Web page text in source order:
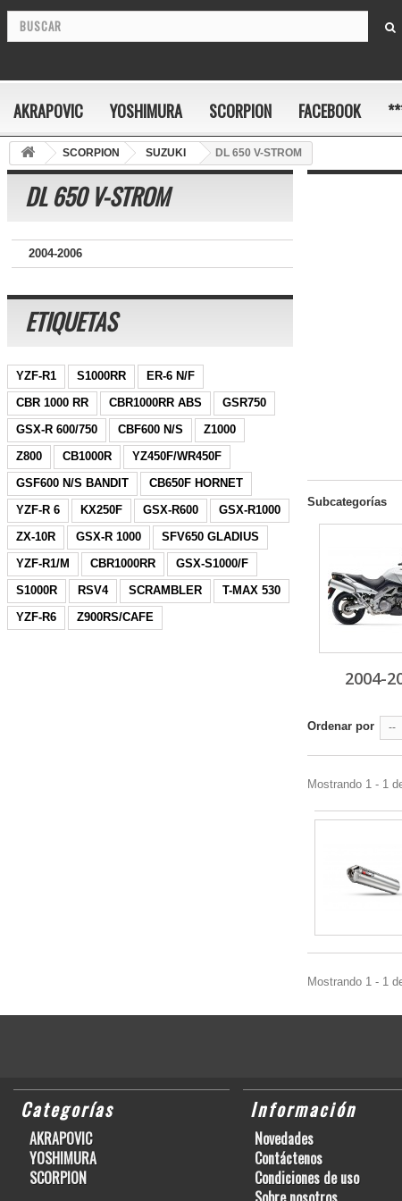
AKRAPOVIC YOSHIMURA SCORPION FACEBOOK
SCORPION SUZUKI DL 650 V-STROM
DL 650 V-STROM
2004-2006
ETIQUETAS
YZF-R1 S1000RR
ER-6 N/F
CBR 1000 RR
CBR1000RR ABS
GSR750
GSX-R 600/750
CBF600 N/S
Z1000
Z800
CB1000R
YZ450F/WR450F
GSF600 N/S BANDIT
CB650F HORNET
YZF-R 6
KX250F GSX-R600
GSX-R1000
ZX-10R
GSX-R 1000
SFV650 GLADIUS
YZF-R1/M
CBR1000RR
GSX-S1000/F
S1000R
RSV4 SCRAMBLER
T-MAX 530
YZF-R6
Z900RS/CAFE
Subcategorías
2004-
Ordenar por --
Mostrando 1 - 1
Mostrando 1 - 1
Categorías
AKRAPOVIC
YOSHIMURA
SCORPION
Información
Novedades
Contáctenos
Condiciones de uso